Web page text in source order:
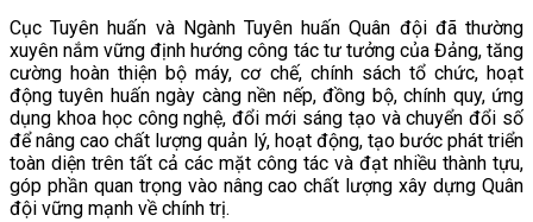
Cục Tuyên huấn và Ngành Tuyên huấn Quân đội đã thường
xuyên nắm vững định hướng công tác tư tưởng của Đảng, tăng
cường hoàn thiện bộ máy, cơ chế, chính sách tổ chức, hoạt
động tuyên huấn ngày càng nền nếp, đồng bộ, chính quy, ứng
dụng khoa học công nghệ, đổi mới sáng tạo và chuyển đổi số
để nâng cao chất lượng quản lý, hoạt động, tạo bước phát triển
toàn diện trên tất cả các mặt công tác và đạt nhiều thành tựu,
góp phần quan trọng vào nâng cao chất lượng xây dựng Quân
đội vững mạnh về chính trị.